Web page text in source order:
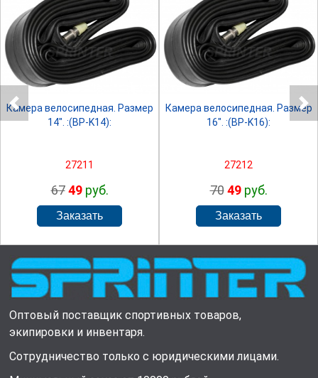
SPRINTER
Камера велосипедная. Размер
14". :(BP-K14):
27211
67 49руб.
SPRINTER
Камера велосипедная. Размер
16". :(BP-K16):
27212
70 49руб.
Оптовый поставщик спортивных товаров,
экипировки и инвентаря.
Сотрудничество только с юридическими лицами.